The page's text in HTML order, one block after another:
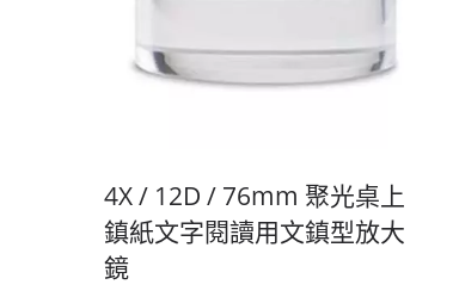
4X / 12D / 76mm 聚光桌上
鎮紙文字閱讀用文鎮型放大
鏡